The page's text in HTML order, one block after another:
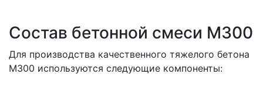
Состав бетонной смеси М300
Для производства качественного тяжелого бетона
М300 используются следующие компоненты: